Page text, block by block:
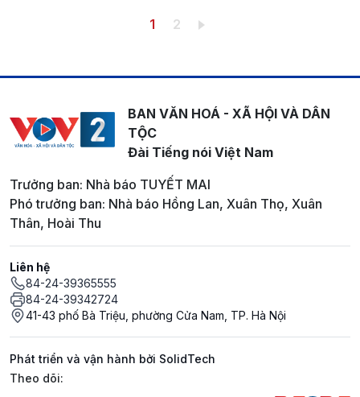
Trang hiện thời
1 Trang
2
BAN VĂN HOÁ - XÃ HỘI VÀ DÂN
TỘC
Đài Tiếng nói Việt Nam
Trưởng ban: Nhà báo TUYẾT MAI
Phó trưởng ban: Nhà báo Hồng Lan, Xuân Thọ, Xuân
Thân, Hoài Thu
Liên hệ
84-24-39365555
84-24-39342724
41-43 phố Bà Triệu, phường Cửa Nam, TP. Hà Nội
Phát triển và vận hành bởi SolidTech
Mạng xã hội
Theo dõi: